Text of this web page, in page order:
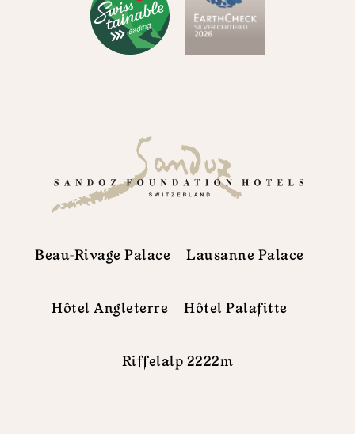
Beau-Rivage Palace Lausanne Palace
Hôtel Angleterre Hôtel Palafitte
Riffelalp 2222m